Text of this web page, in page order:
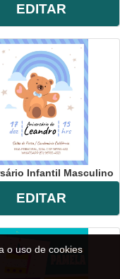
EDITAR
Infantil Masculino
EDITAR
o uso de cookies